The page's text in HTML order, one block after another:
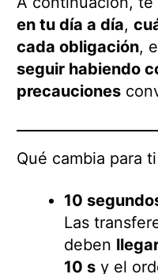
en tu día a día,
cada obligación,
seguir habiendo
precauciones
Qué cambia para ti
10
Las
deben
10 sy el